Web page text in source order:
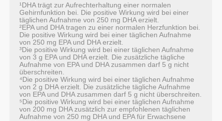
¹DHA trägt zur Aufrechterhaltung einer normalen
Gehirnfunktion bei. Die positive Wirkung wird bei einer
täglichen Aufnahme von 250 mg DHA erzielt.
²EPA und DHA tragen zu einer normalen Herzfunktion bei.
Die positive Wirkung wird bei einer täglichen Aufnahme
von 250 mg EPA und DHA erzielt.
³Die positive Wirkung wird bei einer täglichen Aufnahme
von 3 g EPA und DHA erzielt. Die zusätzliche tägliche
Aufnahme von EPA und DHA zusammen darf 5 g nicht
überschreiten.
⁴Die positive Wirkung wird bei einer täglichen Aufnahme
von 2 g DHA erzielt. Die zusätzliche tägliche Aufnahme
von EPA und DHA zusammen darf 5 g nicht überschreiten.
⁵Die positive Wirkung wird bei einer täglichen Aufnahme
von 200 mg DHA zusätzlich zur empfohlenen täglichen
Aufnahme von 250 mg DHA und EPA für Erwachsene